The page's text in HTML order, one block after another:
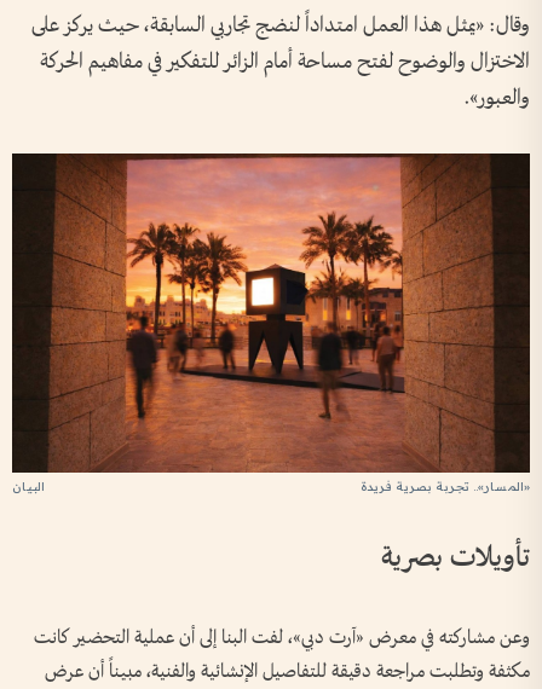
وقال: «يمثل هذا العمل امتداداً لنضج تجاربي السابقة، حيث يركز على
الاختزال والوضوح لفتح مساحة أمام الزائر للتفكير في مفاهيم الحركة
والعبور».
«المسار».. تجربة بصرية فريدة
تأويلات بصرية
وعن مشاركته في معرض «آرت دبي»، لفت البنا إلى أن عملية التحضير كانت
مكثفة وتطلبت مراجعة دقيقة للتفاصيل الإنشائية والفنية، مبيناً أن عرض